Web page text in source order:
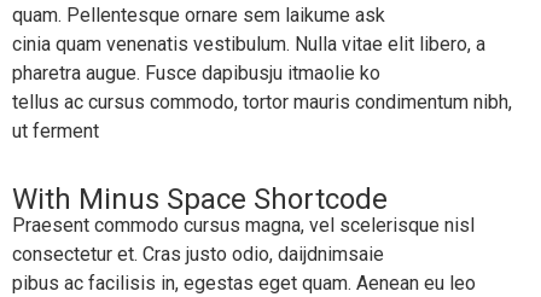
quam. Pellentesque ornare sem laikume ask
cinia quam venenatis vestibulum. Nulla vitae elit libero, a
pharetra augue. Fusce dapibusju itmaolie ko
tellus ac cursus commodo, tortor mauris condimentum nibh,
ut ferment
With Minus Space Shortcode
Praesent commodo cursus magna, vel scelerisque nisl
consectetur et. Cras justo odio, daijdnimsaie
pibus ac facilisis in, egestas eget quam. Aenean eu leo